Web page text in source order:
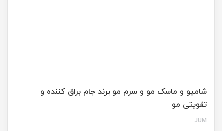
شامپو و ماسک مو و سرم مو برند جام براق کننده و
تقویتی مو
JUM